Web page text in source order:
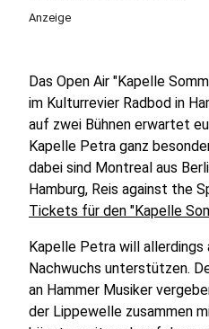
Anzeige
Das Open Air "Kapelle
im Kulturrevier Radbod in
auf zwei Bühnen erwartet
Kapelle Petra ganz
dabei sind Montreal aus
Hamburg, Reis against the
Tickets für den "Kapelle
Kapelle Petra will allerdings
Nachwuchs unterstützen.
an Hammer Musiker
der Lippewelle zusammen